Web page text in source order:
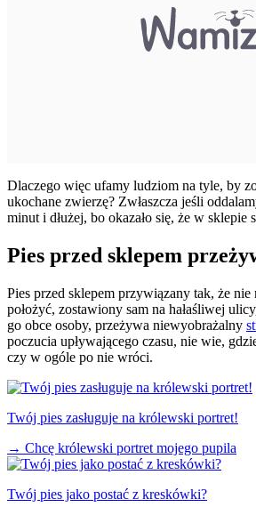
Dlaczego więc ufamy ludziom na tyle, by
ukochane zwierzę? Zwłaszcza jeśli
minut i dłużej, bo okazało się, że w sklepie
Pies przed sklepem
Pies przed sklepem przywiązany tak, że nie
położyć, zostawiony sam na hałaśliwej
go obce osoby, przeżywa niewyobrażalny
poczucia upływającego czasu, nie wie,
czy w ogóle po nie wróci.
Twój pies zasługuje na królewski portret!
→ Chcę królewski portret mojego pupila
Twój pies jako postać z kreskówki?